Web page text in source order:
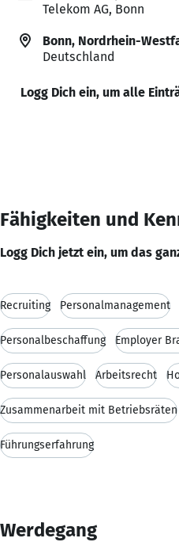
Telekom AG, Bonn
Bonn, Nordrhein-
Deutschland
Logg Dich ein, um alle
Fähigkeiten und
Logg Dich jetzt ein, um das
Recruiting Personalmanagement
Personalbeschaffung Employer
Personalauswahl Arbeitsrecht
Zusammenarbeit mit Betriebsräten
Führungserfahrung
Werdegang